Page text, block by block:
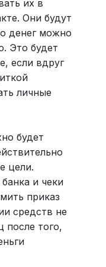
их в
Они будут
денег можно
Это будет
если вдруг
личные
будет
цели.
и чеки
приказ
средств не
после того,